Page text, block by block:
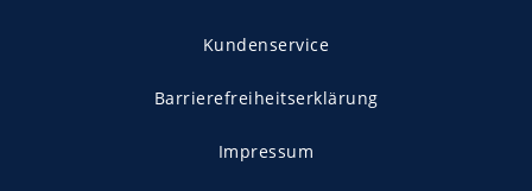
Kundenservice
Barrierefreiheitserklärung
Impressum